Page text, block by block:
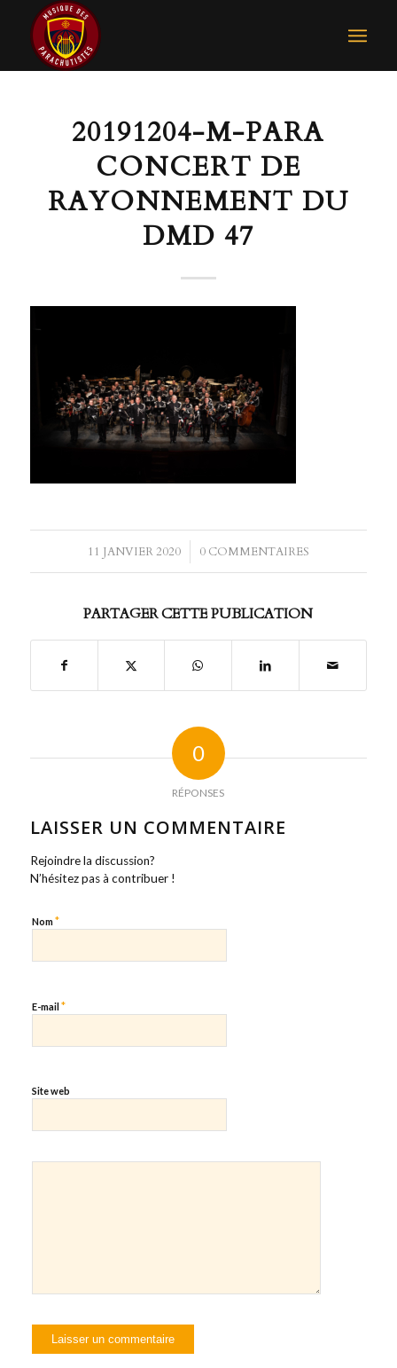
20191204-M-PARA
CONCERT DE
RAYONNEMENT DU
DMD 47
11 JANVIER 2020
/ 0 COMMENTAIRES
PARTAGER CETTE PUBLICATION
0
RÉPONSES
LAISSER UN COMMENTAIRE
Rejoindre la discussion?
N’hésitez pas à contribuer !
Nom*
E-mail *
Site web